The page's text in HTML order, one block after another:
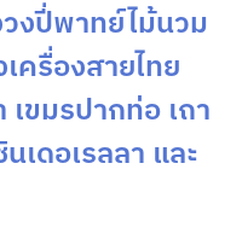
วงปี่พาทย์ไม้นวม
ครื่องสายไทย
เขมรปากท่อ เถา
เดอเรลลา และ